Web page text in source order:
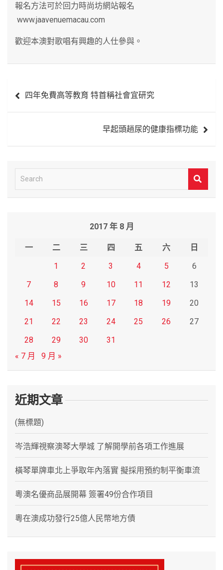
報名方法可於回力時尚坊網站報名
www.jaavenuemacau.com
歡迎本澳對歌唱有興趣的人仕參與。
章
四年免費高等教育 特首稱社會宜研究
早起頭趟尿的健康指標功能
e
2017 年 8 月
一 二 三 四 五 六
日
1
2 3 4 5
6
7
8 9 10 11 12
13
14
15 16 17 18 19
20
21
22 23 24 25 26
27
28
29 30
31
« 7 月
9 月 »
近期文章
(無標題)
岑浩輝視察澳琴大學城 了解開學前各項工作進展
橫琴單牌車北上爭取年內落實 擬採用預約制平衡車流
粵澳名優商品展開幕 簽署49份合作項目
粵在澳成功發行25億人民幣地方債